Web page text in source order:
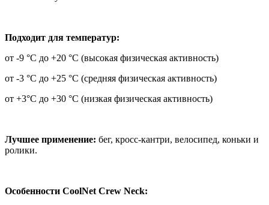
Подходит для температур:
от -9 °C до +20 °C (высокая физическая активность)
от -3 °C до +25 °C (средняя физическая активность)
от +3°C до +30 °C (низкая физическая активность)
Лучшее применение: бег, кросс-кантри, велосипед, коньки и
ролики.
Особенности CoolNet Crew Neck: